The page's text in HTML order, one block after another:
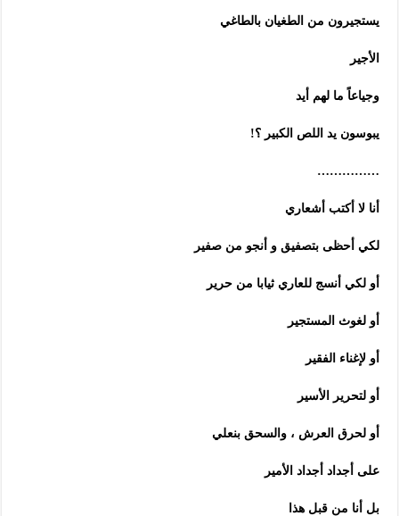
يستجيرون من الطغيان بالطاغي
الأجير
وجياعاً ما لهم أيد
يبوسون يد اللص الكبير ؟!
……………
أنا لا أكتب أشعاري
لكي أحظى بتصفيق و أنجو من صفير
أو لكي أنسج للعاري ثيابا من حرير
أو لغوث المستجير
أو لإغناء الفقير
أو لتحرير الأسير
أو لحرق العرش ، والسحق بنعلي
على أجداد أجداد الأمير
بل أنا من قبل هذا